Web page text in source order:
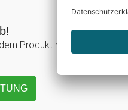
Produkt mit anderen